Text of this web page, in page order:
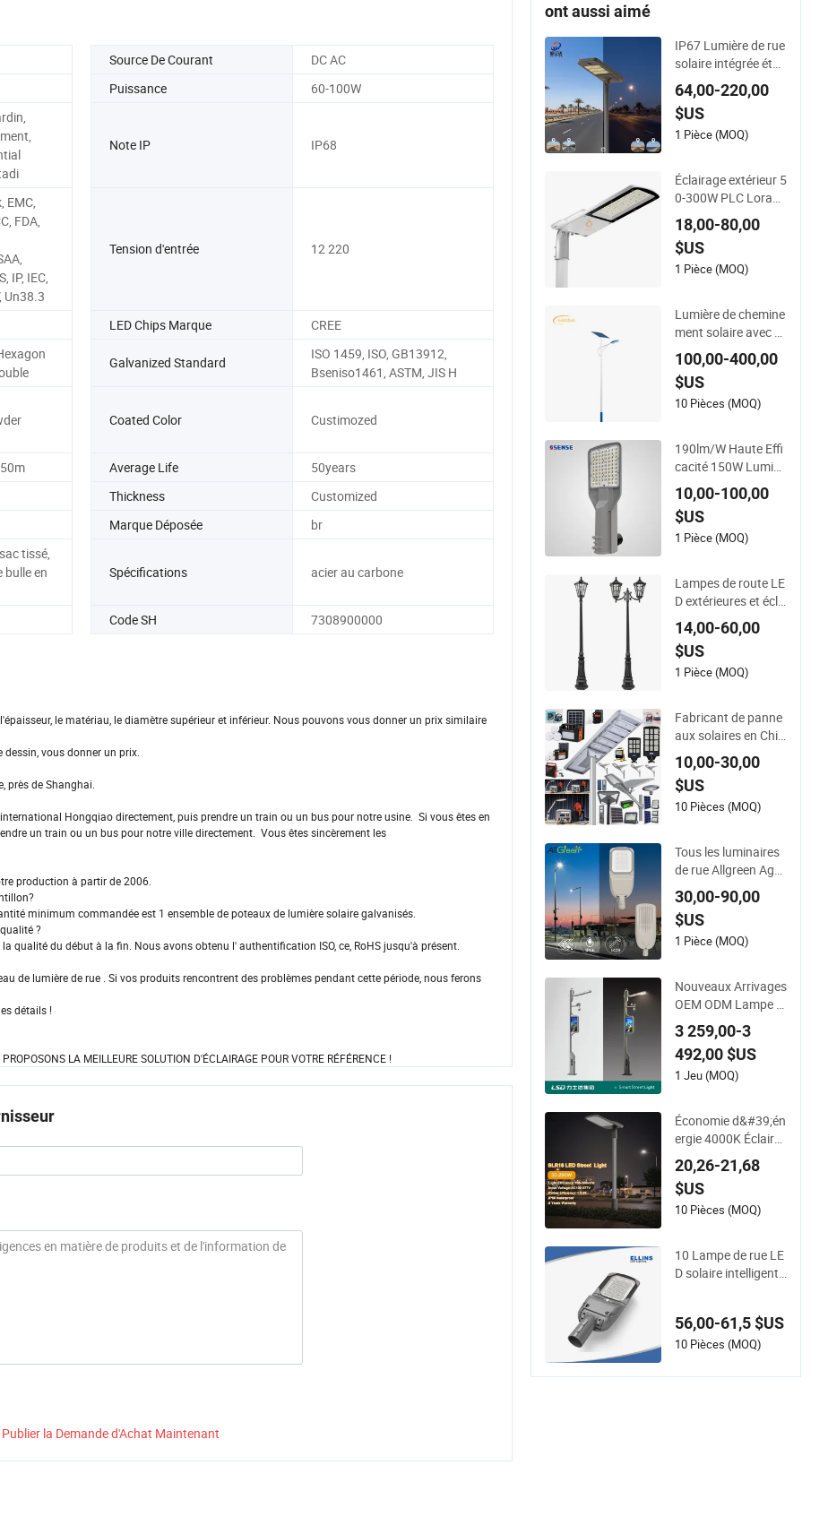
Source De Courant
DC AC
Puissance 60-100W
Note IP IP68
EMC,
FDA,
IP, IEC,
Un38.3
Tension d'entrée 12 220
LED Chips Marque CREE
Galvanized Standard
ISO 1459, ISO, GB13912,
Bseniso1461, ASTM, JIS H
Coated Color Custimozed
Average Life
50years
Thickness
Customized
Marque Déposée br
tissé,
bulle en
Spécifications acier au carbone
Code SH 7308900000
le matériau, le diamètre supérieur et inférieur. Nous pouvons vous donner un prix similaire
vous donner un prix.
près de Shanghai.
Hongqiao directement, puis prendre un train ou un bus pour notre usine. Si vous êtes en
un train ou un bus pour notre ville directement. Vous êtes sincèrement les
production à partir de 2006.
minimum commandée est 1 ensemble de poteaux de lumière solaire galvanisés.
?
qualité du début à la fin. Nous avons obtenu l' authentification ISO, ce, RoHS jusqu'à présent.
de lumière de rue . Si vos produits rencontrent des problèmes pendant cette période, nous ferons
détails !
LA MEILLEURE SOLUTION D'ÉCLAIRAGE POUR VOTRE RÉFÉRENCE !
Publier la Demande d'Achat Maintenant
ont aussi aimé
IP67 Lumière de rue
solaire intégrée étan
che avec batterie lit
hium 40W/60W/80
W/100W/120W tout
-en-un avec caméra
64,00-220,00
$US
1 Pièce (MOQ)
Éclairage extérieur 5
0-300W PLC Loraw
an avec photocellul
e, lampe de rue LED
intelligente pour l&#
39;éclairage des rou
18,00-80,00
$US
1 Pièce (MOQ)
Lumière de chemine
ment solaire avec b
atterie lithium à hau
te capacité
100,00-400,00
$US
10 Pièces (MOQ)
190lm/W Haute Effi
cacité 150W Lumièr
e de Rue LED Éclaira
ge de Route/ Aire de
Stationnement
10,00-100,00
$US
1 Pièce (MOQ)
Lampes de route LE
D extérieures et écla
irage paysager de ja
rdin
14,00-60,00
$US
1 Pièce (MOQ)
Fabricant de panne
aux solaires en Chin
e 4G WiFi 2000/100
0/800/600/500W/4
00/300/200/100W
Capteur LED IP66 C
rojecteur de jardin r
outier
10,00-30,00
$US
10 Pièces (MOQ)
Tous les luminaires
de rue Allgreen Agsl
25 OEM/ODM perso
nnalisés, marque ne
uve 60 garantie de
mois 200W boîtier d
e LED avec ENEC
30,00-90,00
$US
1 Pièce (MOQ)
Nouveaux Arrivages
OEM ODM Lampe d
e Rue LED Intelligen
te Extérieure avec C
améra CCTV WiFi Éc
ran Publicitaire Syst
ntelligent Chargeme
nt Design Multifonct
ionnel
3 259,00-3
492,00 $US
1 Jeu (MOQ)
Économie d&#39;én
ergie 4000K Éclaira
ge public LED intelli
gent extérieur avec
contrôle intelligent I
P66 Solution de lam
D
20,26-21,68
$US
10 Pièces (MOQ)
10 Lampe de rue LE
D solaire intelligente
n an pour l&#39;écl
airage de jardin et d
56,00-61,5 $US
10 Pièces (MOQ)